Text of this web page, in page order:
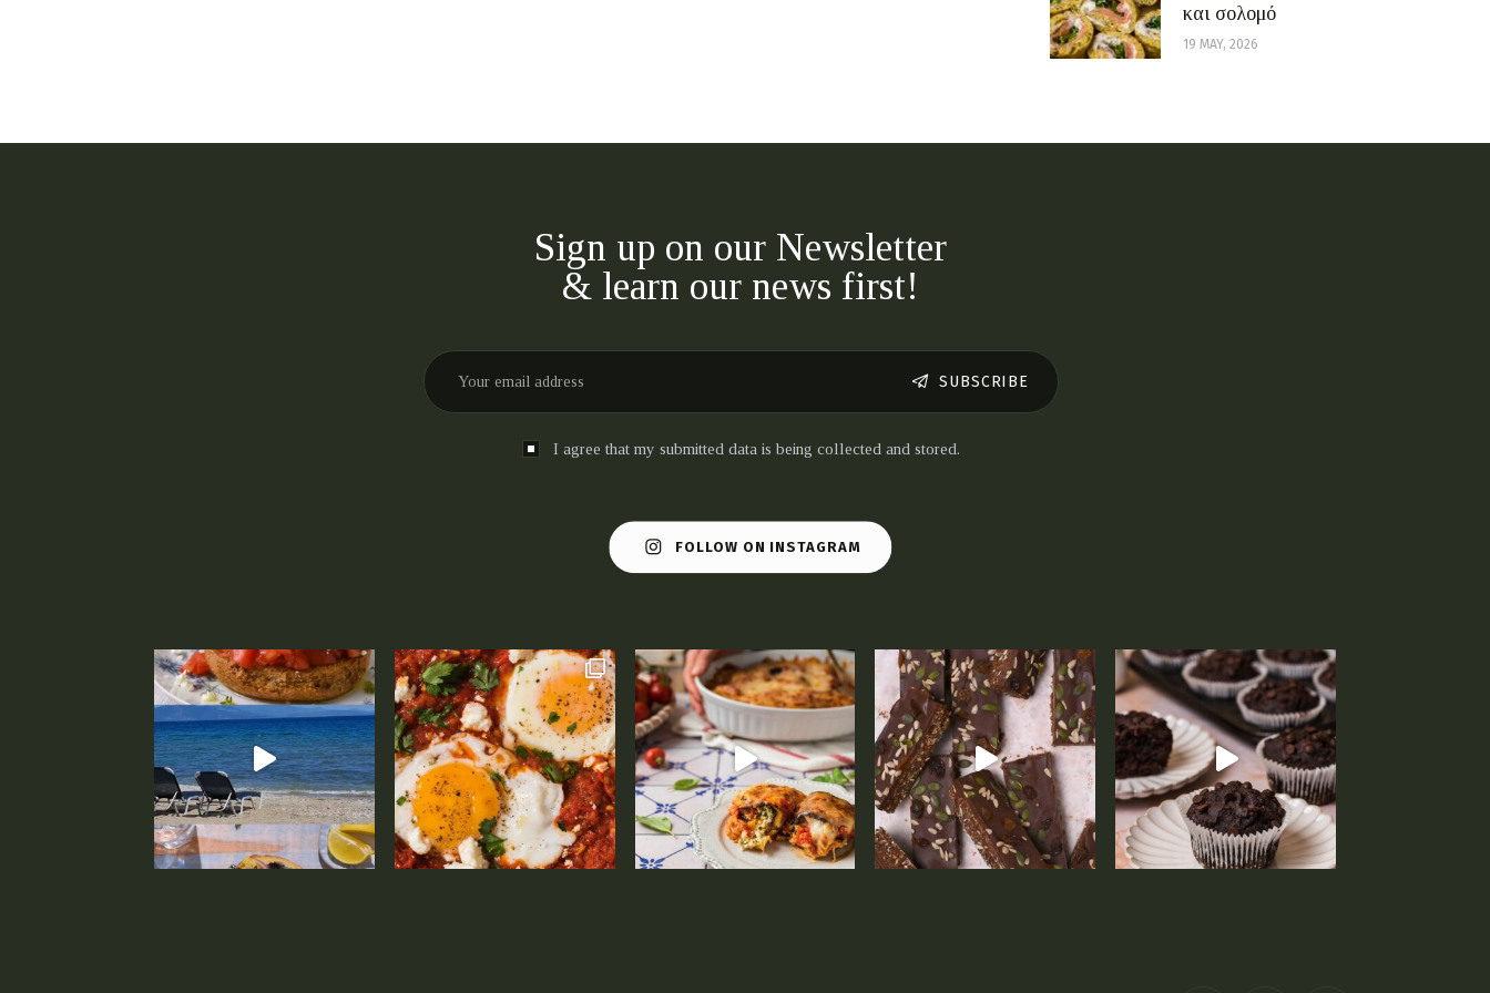
και σολομό
19 MAY, 2026
Sign up on our Newsletter
& learn our news first!
SUBSCRIBE
I agree that my submitted data is being collected and stored.
FOLLOW ON INSTAGRAM